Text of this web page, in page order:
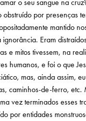
o seu sangue na
por presenças
mantido
Eram
e mitos tivessem, na
humanos, e foi o que
mas, ainda assim,
caminhos-de-ferro,
vez terminados
por entidades